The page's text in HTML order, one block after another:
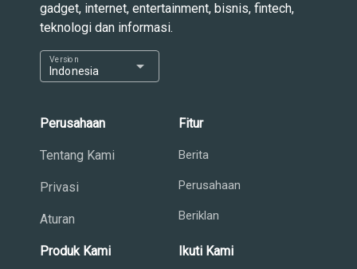
gadget, internet, entertainment, bisnis, fintech,
teknologi dan informasi.
Indonesia
Version arrow_drop_down
Perusahaan
Tentang Kami
Privasi
Aturan
Fitur
Berita
Perusahaan
Beriklan
Produk Kami Ikuti Kami